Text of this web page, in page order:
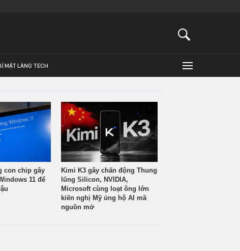
MẬT LÀNG TECH
con chip gây
11 để
Kimi K3 gây chấn động Thung
lũng Silicon, NVIDIA,
Microsoft cùng loạt ông lớn
kiến nghị Mỹ ủng hộ AI mã
nguồn mở